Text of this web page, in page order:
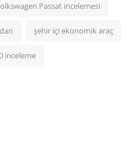
Passat incelemesi
şehir içi ekonomik araç
inceleme